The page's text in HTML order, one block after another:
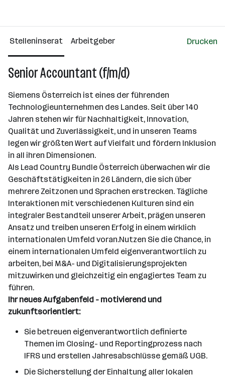
501+ Mitarbeiter*innen
Stelleninserat Arbeitgeber Drucken
Senior Accountant (f/m/d)
Siemens Österreich ist eines der führenden
Technologieunternehmen des Landes. Seit über 140
Jahren stehen wir für Nachhaltigkeit, Innovation,
Qualität und Zuverlässigkeit, und in unseren Teams
legen wir größten Wert auf Vielfalt und fördern Inklusion
in all ihren Dimensionen.
Als Lead Country Bundle Österreich überwachen wir die
Geschäftstätigkeiten in 26 Ländern, die sich über
mehrere Zeitzonen und Sprachen erstrecken. Tägliche
Interaktionen mit verschiedenen Kulturen sind ein
integraler Bestandteil unserer Arbeit, prägen unseren
Ansatz und treiben unseren Erfolg in einem wirklich
internationalen Umfeld voran.Nutzen Sie die Chance, in
einem internationalen Umfeld eigenverantwortlich zu
arbeiten, bei M&A- und Digitalisierungsprojekten
mitzuwirken und gleichzeitig ein engagiertes Team zu
führen.
Ihr neues Aufgabenfeld - motivierend und
zukunftsorientiert:
Sie betreuen eigenverantwortlich definierte
Themen im Closing- und Reportingprozess nach
IFRS und erstellen Jahresabschlüsse gemäß UGB.
Die Sicherstellung der Einhaltung aller lokalen